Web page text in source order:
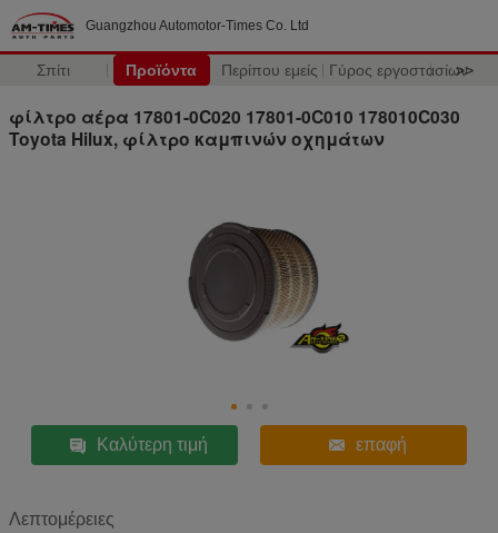
Guangzhou Automotor-Times Co. Ltd
Σπίτι Προϊόντα Περίπου εμείς Γύρος εργοστασίων
>>
φίλτρο αέρα 17801-0C020 17801-0C010 178010C030
Toyota Hilux, φίλτρο καμπινών οχημάτων
Καλύτερη τιμή επαφή
Λεπτομέρειες